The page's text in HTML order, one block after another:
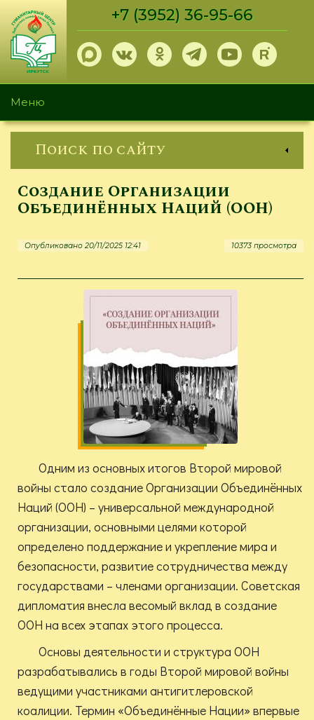
Перейти
основному
содержанию
+7 (3952) 36-95-66
Меню
Поиск по сайту
Создание Организации
Объединённых Наций (ООН)
Опубликовано 20/11/2025 12:41 10373 просмотра
Одним из основных итогов Второй мировой
войны стало создание Организации Объединённых
Наций (ООН) – универсальной международной
организации, основными целями которой
определено поддержание и укрепление мира и
безопасности, развитие сотрудничества между
государствами – членами организации. Советская
дипломатия внесла весомый вклад в создание
ООН на всех этапах этого процесса.
Основы деятельности и структура ООН
разрабатывались в годы Второй мировой войны
ведущими участниками антигитлеровской
коалиции. Термин «Объединённые Нации» впервые